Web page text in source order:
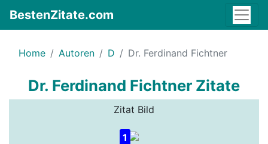
BestenZitate.com
Home Autoren D Dr. Ferdinand Fichtner
Dr. Ferdinand Fichtner Zitate
Zitat Bild
1